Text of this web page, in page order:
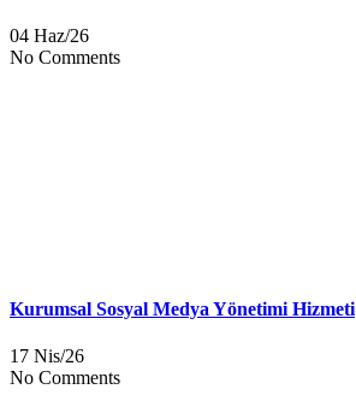
04 Haz/26
No Comments
Kurumsal Sosyal Medya Yönetimi Hizmeti
17 Nis/26
No Comments